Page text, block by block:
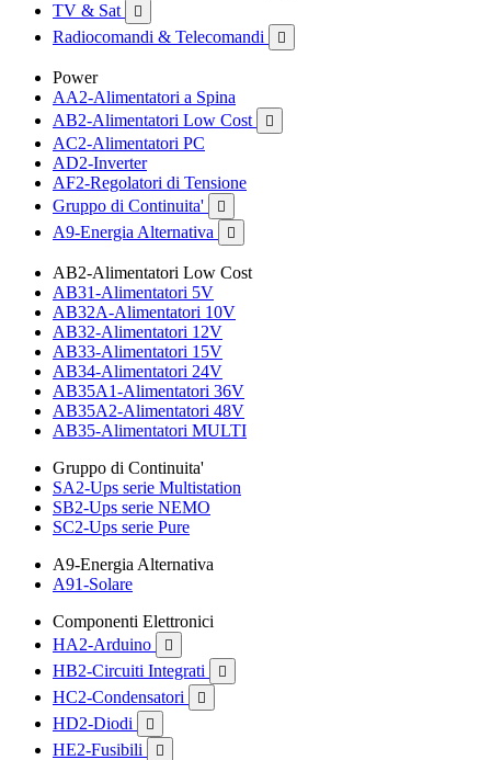
TV & Sat 
Radiocomandi & Telecomandi 
Power
AA2-Alimentatori a Spina
AB2-Alimentatori Low Cost

AC2-Alimentatori PC
AD2-Inverter
AF2-Regolatori di Tensione
Gruppo di Continuita'

A9-Energia Alternativa 
AB2-Alimentatori Low Cost
AB31-Alimentatori 5V
AB32A-Alimentatori 10V
AB32-Alimentatori 12V
AB33-Alimentatori 15V
AB34-Alimentatori 24V
AB35A1-Alimentatori 36V
AB35A2-Alimentatori 48V
AB35-Alimentatori MULTI
Gruppo di Continuita'
SA2-Ups serie Multistation
SB2-Ups serie NEMO
SC2-Ups serie Pure
A9-Energia Alternativa
A91-Solare
Componenti Elettronici
HA2-Arduino

HB2-Circuiti Integrati 
HC2-Condensatori 
HD2-Diodi 
HE2-Fusibili 